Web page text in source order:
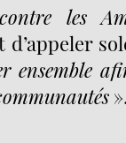
les
d’appeler
ensemble
».